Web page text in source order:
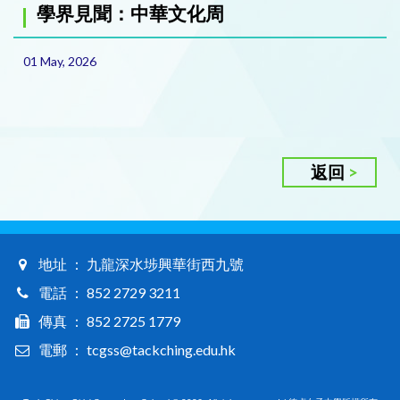
學界見聞：中華文化周
01 May, 2026
返回
地址 ： 九龍深水埗興華街西九號
電話 ： 852 2729 3211
傳真 ： 852 2725 1779
電郵 ： tcgss@tackching.edu.hk